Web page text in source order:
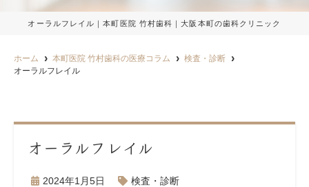
オーラルフレイル｜本町医院 竹村歯科｜大阪本町の歯科クリニック
ホーム 本町医院 竹村歯科の医療コラム
検査・診断
オーラルフレイル
オーラルフレイル
2024年1月5日 検査・診断